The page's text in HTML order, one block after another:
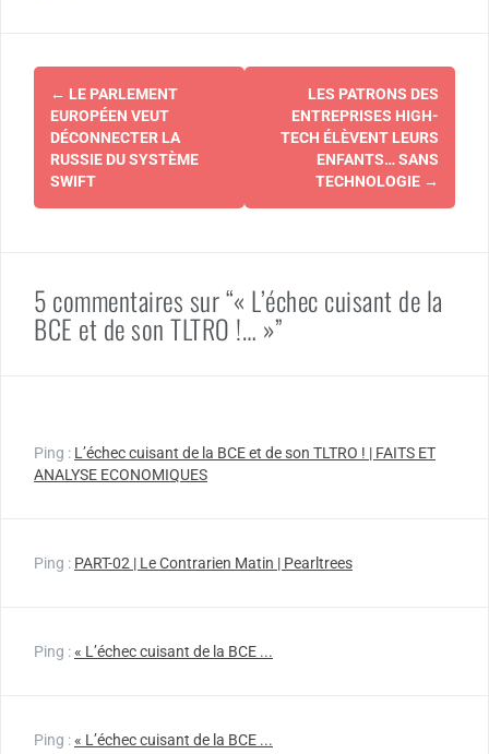
Navigation
d'article
← LE PARLEMENT
EUROPÉEN VEUT
DÉCONNECTER LA
RUSSIE DU SYSTÈME
SWIFT
LES PATRONS DES
ENTREPRISES HIGH-
TECH ÉLÈVENT LEURS
ENFANTS… SANS
TECHNOLOGIE →
5 commentaires sur “« L’échec cuisant de la
BCE et de son TLTRO !… »”
Ping : L’échec cuisant de la BCE et de son TLTRO ! | FAITS ET
ANALYSE ECONOMIQUES
Ping : PART-02 | Le Contrarien Matin | Pearltrees
Ping :« L’échec cuisant de la BCE ...
Ping :« L’échec cuisant de la BCE ...